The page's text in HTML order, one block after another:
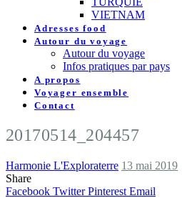
VIETNAM
Adresses food
Autour du voyage
Autour du voyage
Infos pratiques par pays
A propos
Voyager ensemble
Contact
20170514_204457
Harmonie L'Exploraterre 13 mai 2019
Share
Facebook Twitter Pinterest Email